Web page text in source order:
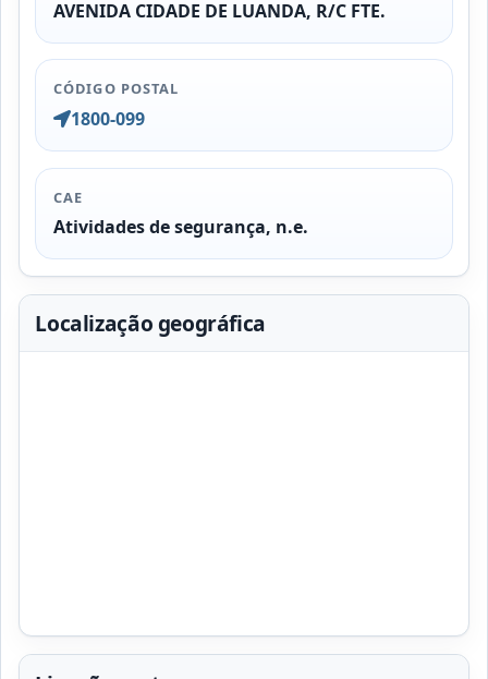
AVENIDA CIDADE DE LUANDA, R/C FTE.
CÓDIGO POSTAL
1800-099
CAE
Atividades de segurança, n.e.
Localização geográfica